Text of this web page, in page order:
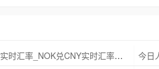
今日人民币兑挪威克朗实时汇率_NOK兑CNY实时汇率查询 2025年09月21日